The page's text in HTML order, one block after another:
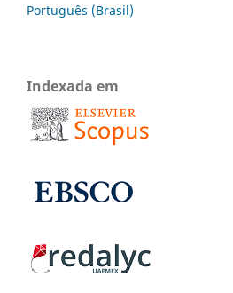
Português (Brasil)
Indexada em